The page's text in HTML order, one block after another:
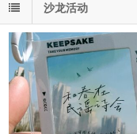
沙龙活动